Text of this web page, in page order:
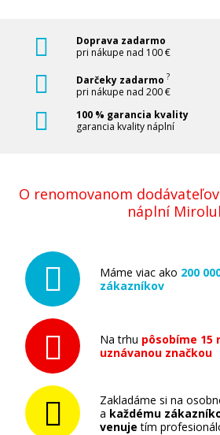
Doprava zadarmo
pri nákupe nad 100 €
Darčeky zadarmo ?
pri nákupe nad 200 €
100 % garancia kvality
garancia kvality náplní
O renomovanom
náplní
Máme viac ako 200
zákazníkov
Na trhu pôsobíme 15
uznávanou značkou
Zakladáme si na
a každému
venuje tím